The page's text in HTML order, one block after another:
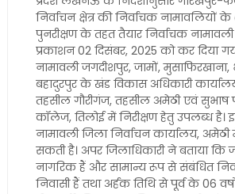
निर्वाचन क्षेत्र की निर्वाचक नामावलियों
पुनरीक्षण के तहत तैयार निर्वाचक
प्रकाशन 02 दिसंबर, 2025 को कर दिया
नामावली जगदीशपुर, जामों, मुसाफिरखाना,
बहादुरपुर के खंड विकास अधिकारी
तहसील गौरीगंज, तहसील अमेठी एवं सुभाष
कॉलेज, तिलोई में निरीक्षण हेतु उपलब्ध है।
नामावली जिला निर्वाचन कार्यालय, अमेठी
सकती है। अपर जिलाधिकारी ने बताया कि
नागरिक हैं और सामान्य रूप से संबंधित
निवासी हैं तथा अर्हक तिथि से पूर्व के 06